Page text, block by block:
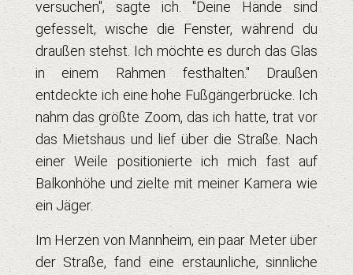
versuchen", sagte ich. "Deine Hände sind
gefesselt, wische die Fenster, während du
draußen stehst. Ich möchte es durch das Glas
in einem Rahmen festhalten." Draußen
entdeckte ich eine hohe Fußgängerbrücke. Ich
nahm das größte Zoom, das ich hatte, trat vor
das Mietshaus und lief über die Straße. Nach
einer Weile positionierte ich mich fast auf
Balkonhöhe und zielte mit meiner Kamera wie
ein Jäger.
Im Herzen von Mannheim, ein paar Meter über
der Straße, fand eine erstaunliche, sinnliche